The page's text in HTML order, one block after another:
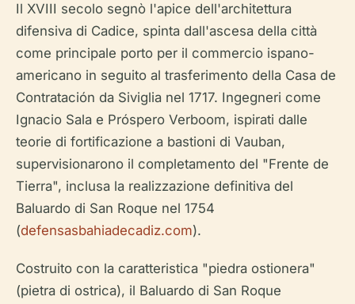
Il XVIII secolo segnò l'apice dell'architettura
difensiva di Cadice, spinta dall'ascesa della città
come principale porto per il commercio ispano-
americano in seguito al trasferimento della Casa de
Contratación da Siviglia nel 1717. Ingegneri come
Ignacio Sala e Próspero Verboom, ispirati dalle
teorie di fortificazione a bastioni di Vauban,
supervisionarono il completamento del "Frente de
Tierra", inclusa la realizzazione definitiva del
Baluardo di San Roque nel 1754
(defensasbahiadecadiz.com).
Costruito con la caratteristica "piedra ostionera"
(pietra di ostrica), il Baluardo di San Roque